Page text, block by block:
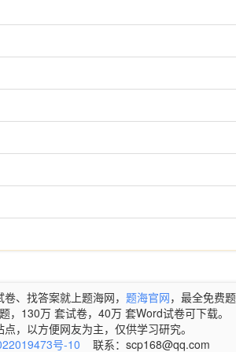
、找答案就上题海网， 题海官网，最全免费
，130万 套试卷，40万 套Word试卷可下载。
，以方便网友为主，仅供学习研究。
号-10 联系：scp168@qq.com